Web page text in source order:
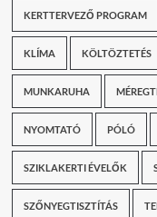
KERTTERVEZŐ PROGRAM
KLÍMA KÖLTÖZTETÉS
MUNKARUHA
NYOMTATÓ PÓLÓ
SZIKLAKERTI ÉVELŐK
SZŐNYEGTISZTÍTÁS